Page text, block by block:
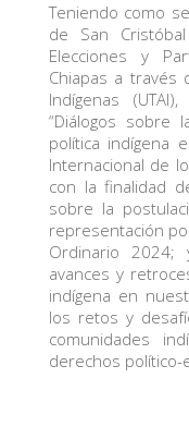
Teniendo como
de San
Elecciones y
Chiapas a través
Indígenas
“Diálogos sobre
política indígena
Internacional de
con la finalidad
sobre la
representación
Ordinario
avances y
indígena en
los retos y
comunidades
derechos político-